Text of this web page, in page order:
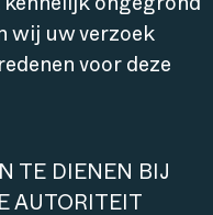
ongegrond
wij uw verzoek
voor deze
TE DIENEN BIJ
AUTORITEIT